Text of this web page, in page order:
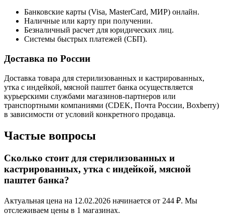
Банковские карты (Visa, MasterCard, МИР) онлайн.
Наличные или карту при получении.
Безналичный расчет для юридических лиц.
Системы быстрых платежей (СБП).
Доставка по России
Доставка товара для стерилизованных и кастрированных,
утка с индейкой, мясной паштет банка осуществляется
курьерскими службами магазинов-партнеров или
транспортными компаниями (CDEK, Почта России, Boxberry)
в зависимости от условий конкретного продавца.
Частые вопросы
Сколько стоит для стерилизованных и
кастрированных, утка с индейкой, мясной
паштет банка?
Актуальная цена на 12.02.2026 начинается от 244 ₽. Мы
отслеживаем цены в 1 магазинах.